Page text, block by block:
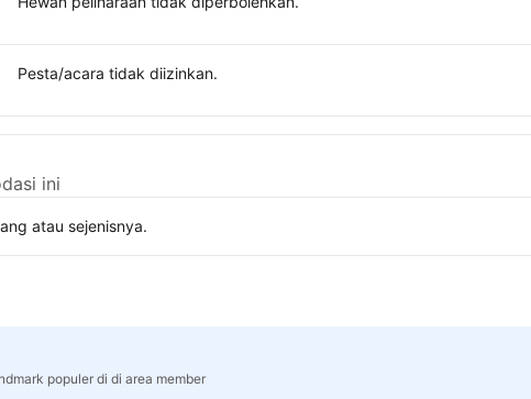
Pesta/acara tidak diizinkan.
ini
atau sejenisnya.
populer di di area member